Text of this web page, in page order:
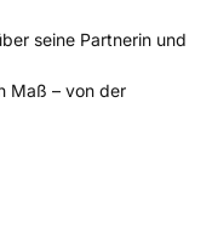
seine Partnerin und
Maß – von der